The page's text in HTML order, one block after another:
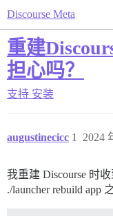
Discourse Meta
重建
担心吗？
支持 安装
augustinecicc 2024
1
我重建 Discourse 时
./launcher rebuild app